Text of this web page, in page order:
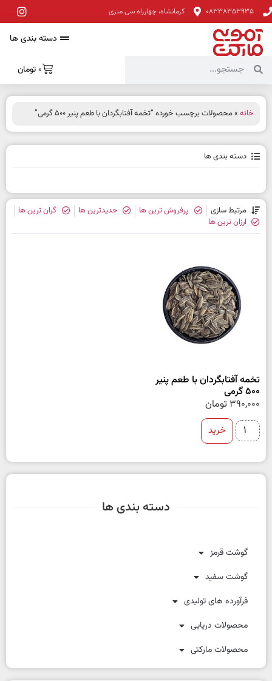
08338353935 کرمانشاه، چهارراه سی متری
دسته بندی ها
0 تومان
دسته بندی ها
گوشت قرمز
گوشت سفید
فرآورده های تولیدی
محصولات دریایی
محصولات مارکتی
خانه » محصولات برچسب خورده “تخمه آفتابگردان با طعم پنیر 500 گرمی”
دسته بندی ها
مرتبط سازی پرفروش ترین ها جدیدترین ها
گران ترین ها
ارزان ترین ها
تخمه آفتابگردان با طعم پنیر
500 گرمی
390,000 تومان
خرید